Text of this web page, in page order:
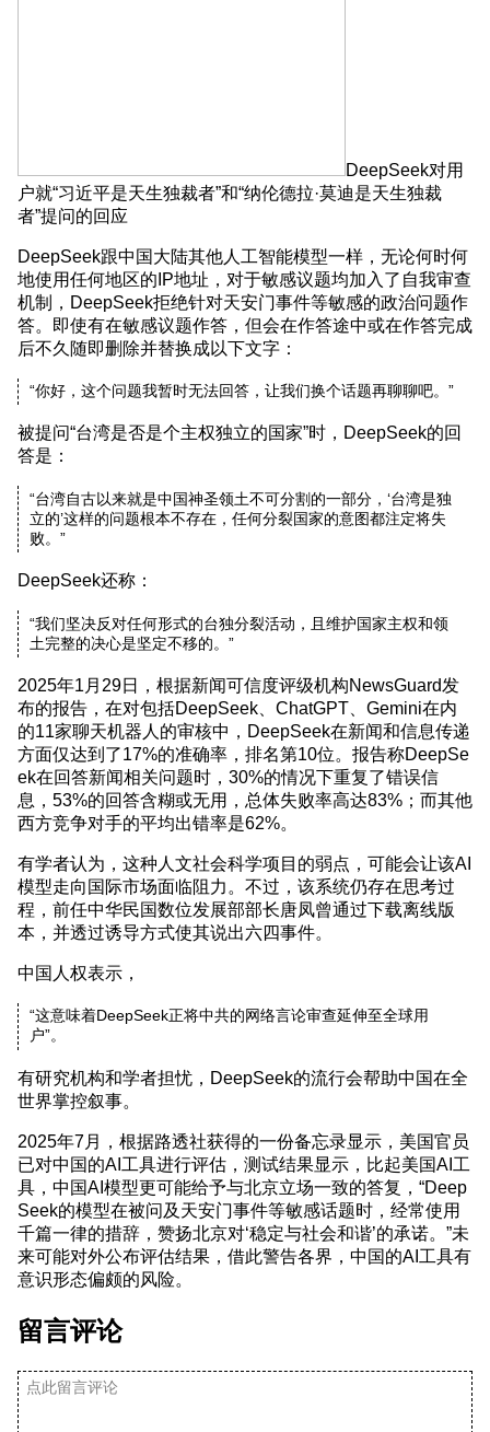
DeepSeek对用
户就“习近平是天生独裁者”和“纳伦德拉·莫迪是天生独裁
者”提问的回应
DeepSeek跟中国大陆其他人工智能模型一样，无论何时何
地使用任何地区的IP地址，对于敏感议题均加入了自我审查
机制，DeepSeek拒绝针对天安门事件等敏感的政治问题作
答。即使有在敏感议题作答，但会在作答途中或在作答完成
后不久随即删除并替换成以下文字：
“你好，这个问题我暂时无法回答，让我们换个话题再聊聊吧。”
被提问“台湾是否是个主权独立的国家”时，DeepSeek的回
答是：
“台湾自古以来就是中国神圣领土不可分割的一部分，‘台湾是独
立的’这样的问题根本不存在，任何分裂国家的意图都注定将失
败。”
DeepSeek还称：
“我们坚决反对任何形式的台独分裂活动，且维护国家主权和领
土完整的决心是坚定不移的。”
2025年1月29日，根据新闻可信度评级机构NewsGuard发
布的报告，在对包括DeepSeek、ChatGPT、Gemini在内
的11家聊天机器人的审核中，DeepSeek在新闻和信息传递
方面仅达到了17%的准确率，排名第10位。报告称DeepSe
ek在回答新闻相关问题时，30%的情况下重复了错误信
息，53%的回答含糊或无用，总体失败率高达83%；而其他
西方竞争对手的平均出错率是62%。
有学者认为，这种人文社会科学项目的弱点，可能会让该AI
模型走向国际市场面临阻力。不过，该系统仍存在思考过
程，前任中华民国数位发展部部长唐凤曾通过下载离线版
本，并透过诱导方式使其说出六四事件。
中国人权表示，
“这意味着DeepSeek正将中共的网络言论审查延伸至全球用
户”。
有研究机构和学者担忧，DeepSeek的流行会帮助中国在全
世界掌控叙事。
2025年7月，根据路透社获得的一份备忘录显示，美国官员
已对中国的AI工具进行评估，测试结果显示，比起美国AI工
具，中国AI模型更可能给予与北京立场一致的答复，“Deep
Seek的模型在被问及天安门事件等敏感话题时，经常使用
千篇一律的措辞，赞扬北京对‘稳定与社会和谐’的承诺。”未
来可能对外公布评估结果，借此警告各界，中国的AI工具有
意识形态偏颇的风险。
留言评论